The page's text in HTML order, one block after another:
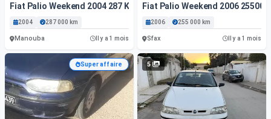
Fiat Palio Weekend 2004 287 Km
2004 287 000 km
Manouba Il y a 1 mois
Fiat Palio Weekend 2006 255000
2006 255 000 km
Sfax Il y a 1 mois
Super affaire 5